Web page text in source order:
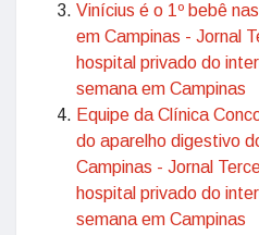
Vinícius é o 1º bebê
em Campinas - Jornal
hospital privado do
semana em Campinas
Equipe da Clínica
do aparelho digestivo
Campinas - Jornal
hospital privado do
semana em Campinas